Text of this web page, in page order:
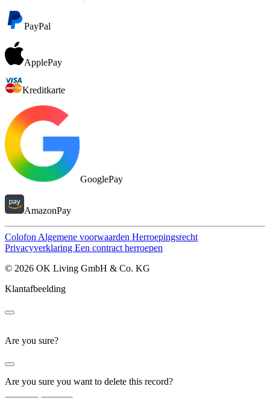
PayPal
ApplePay
Kreditkarte
GooglePay
AmazonPay
ColofonAlgemene voorwaarden Herroepingsrecht
Privacyverklaring Een contract herroepen
© 2026 OK Living GmbH & Co. KG
Klantafbeelding
Are you sure?
Are you sure you want to delete this record?